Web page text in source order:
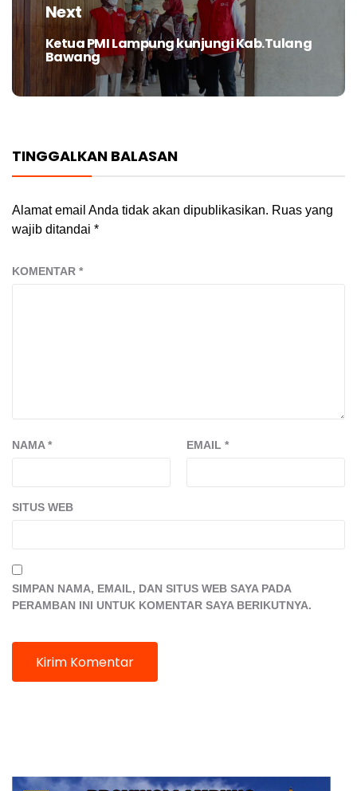
Next
Next
post:
Ketua PMI Lampung kunjungi Kab.Tulang
Bawang
TINGGALKAN BALASAN
Alamat email Anda tidak akan dipublikasikan. Ruas yang
wajib ditandai *
KOMENTAR *
NAMA* EMAIL *
SITUS WEB
SIMPAN NAMA, EMAIL, DAN SITUS WEB SAYA PADA
PERAMBAN INI UNTUK KOMENTAR SAYA BERIKUTNYA.